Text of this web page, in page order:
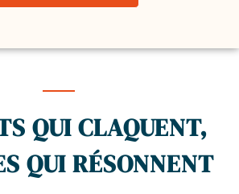
QUI CLAQUENT,
QUI RÉSONNENT